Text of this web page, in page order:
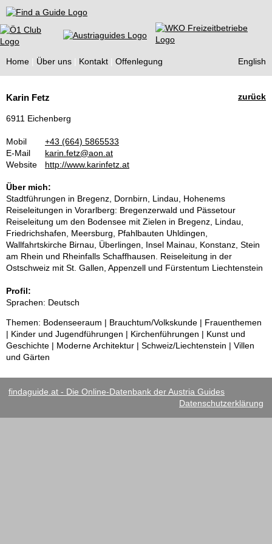
Find a Guide
Home Über uns Kontakt Offenlegung English
Guides
zurück
Karin Fetz
6911 Eichenberg
Mobil
+43 (664) 5865533
E-Mail
karin.fetz@aon.at
Website
http://www.karinfetz.at
Über mich:
Stadtführungen in Bregenz, Dornbirn, Lindau, Hohenems
Reiseleitungen in Vorarlberg: Bregenzerwald und Pässetour
Reiseleitung um den Bodensee mit Zielen in Bregenz, Lindau,
Friedrichshafen, Meersburg, Pfahlbauten Uhldingen,
Wallfahrtskirche Birnau, Überlingen, Insel Mainau, Konstanz, Stein
am Rhein und Rheinfalls Schaffhausen. Reiseleitung in der
Ostschweiz mit St. Gallen, Appenzell und Fürstentum Liechtenstein
Profil:
Sprachen: Deutsch
Themen: Bodenseeraum | Brauchtum/Volkskunde | Frauenthemen
| Kinder und Jugendführungen | Kirchenführungen | Kunst und
Geschichte | Moderne Architektur | Schweiz/Liechtenstein | Villen
und Gärten
findaguide.at - Die Online-Datenbank der Austria Guides
Datenschutzerklärung